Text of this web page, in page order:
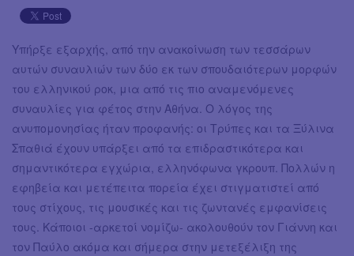
Υπήρξε εξαρχής, από την ανακοίνωση των τεσσάρων
αυτών συναυλιών των δύο εκ των σπουδαιότερων μορφών
του ελληνικού ροκ, μια από τις πιο αναμενόμενες
συναυλίες για φέτος στην Αθήνα. Ο λόγος της
ανυπομονησίας ήταν προφανής: οι Τρύπες και τα Ξύλινα
Σπαθιά έχουν υπάρξει από τα επιδραστικότερα και
σημαντικότερα εγχώρια, ελληνόφωνα γκρουπ. Πολλών η
εφηβεία και μετέπειτα πορεία έχει στιγματιστεί από
τους στίχους, τις μουσικές και τις ζωντανές εμφανίσεις
τους. Κάποιοι -αρκετοί νομίζω- ακολουθούν τον Γιάννη και
τον Παύλο ακόμα και σήμερα στην μετεξέλιξη της